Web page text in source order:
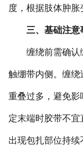
度，根据肢体肿胀
三、基础注
缠绕前需确认
触绷带内侧。缠
重叠过多，避免影
定末端时胶带不
出现包扎部位持续